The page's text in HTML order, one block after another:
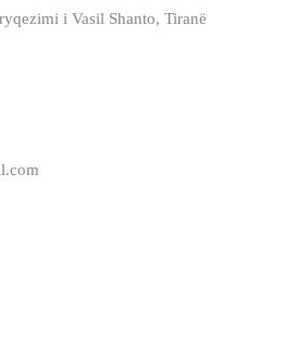
i Vasil Shanto, Tiranë